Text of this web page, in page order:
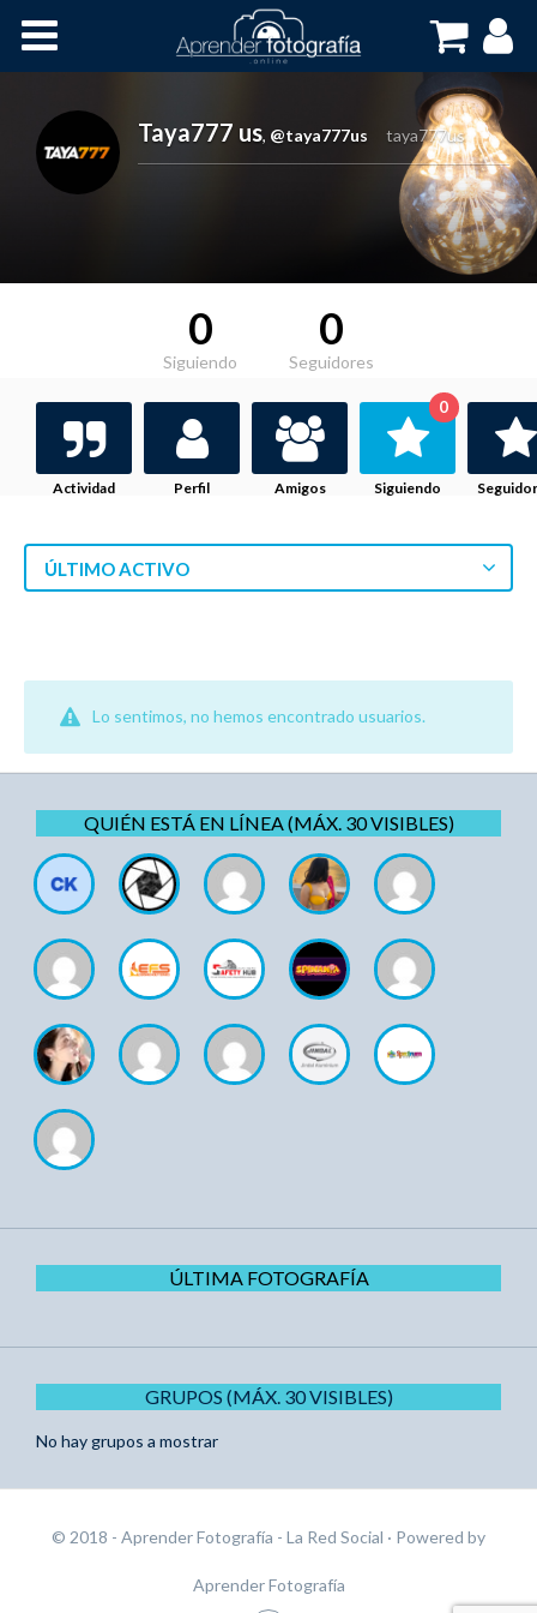
Cursos OnLine
Taya777 us, @taya777us taya777us
0
Siguiendo
0
Seguidores
Actividad Perfil Amigos Siguiendo
0
ÚLTIMO ACTIVO
Lo sentimos, no hemos encontrado usuarios.
QUIÉN ESTÁ EN LÍNEA (MÁX. 30 VISIBLES)
ÚLTIMA FOTOGRAFÍA
GRUPOS (MÁX. 30 VISIBLES)
No hay grupos a mostrar
© 2018 - Aprender Fotografía - La Red Social · Powered by
Aprender Fotografía